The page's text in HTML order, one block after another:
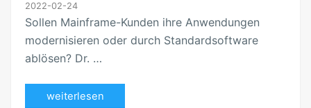
2022-02-24
Sollen Mainframe-Kunden ihre Anwendungen
modernisieren oder durch Standardsoftware
ablösen? Dr. …
weiterlesen